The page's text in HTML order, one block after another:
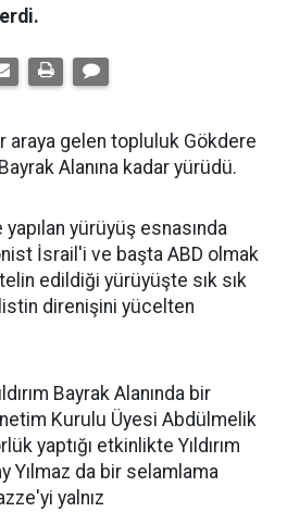
araya gelen topluluk Gökdere
Alanına kadar yürüdü.
yürüyüş esnasında
İsrail'i ve başta ABD olmak
edildiği yürüyüşte sık sık
direnişini yücelten
Bayrak Alanında bir
Kurulu Üyesi Abdülmelik
yaptığı etkinlikte Yıldırım
Yılmaz da bir selamlama
yalnız